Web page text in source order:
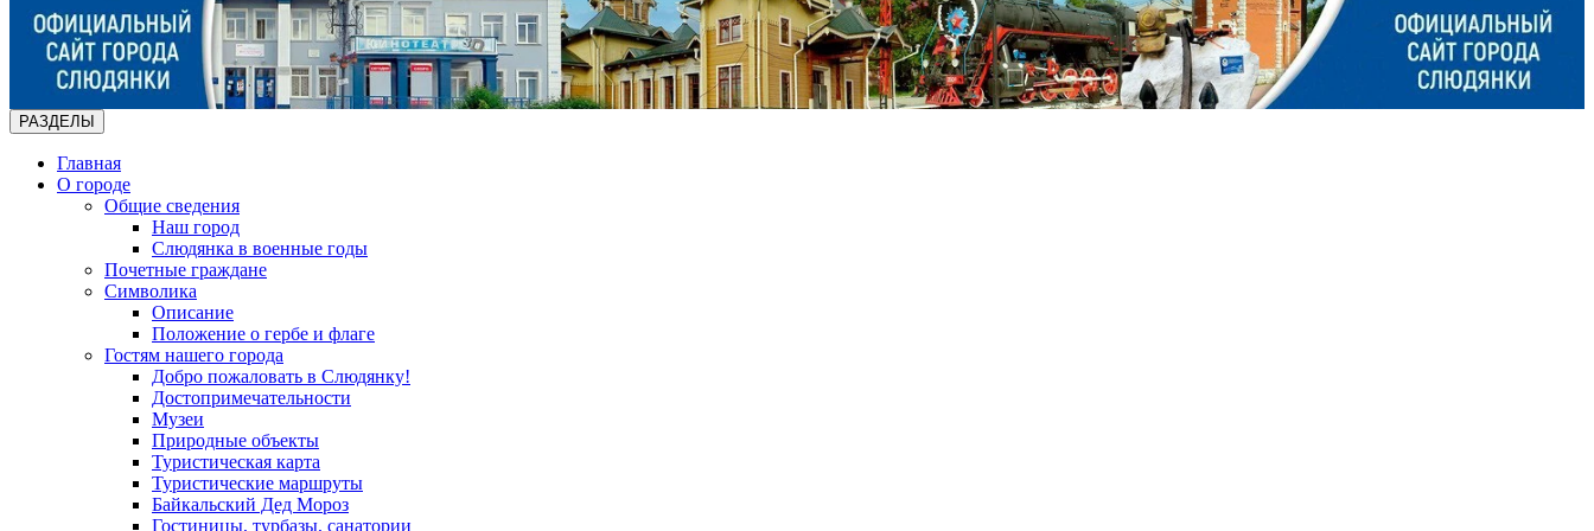
РАЗДЕЛЫ
Главная
О городе
Общие сведения
Наш город
Слюдянка в военные годы
Почетные граждане
Символика
Описание
Положение о гербе и флаге
Гостям нашего города
Добро пожаловать в Слюдянку!
Достопримечательности
Музеи
Природные объекты
Туристическая карта
Туристические маршруты
Байкальский Дед Мороз
Гостиницы, турбазы, санатории